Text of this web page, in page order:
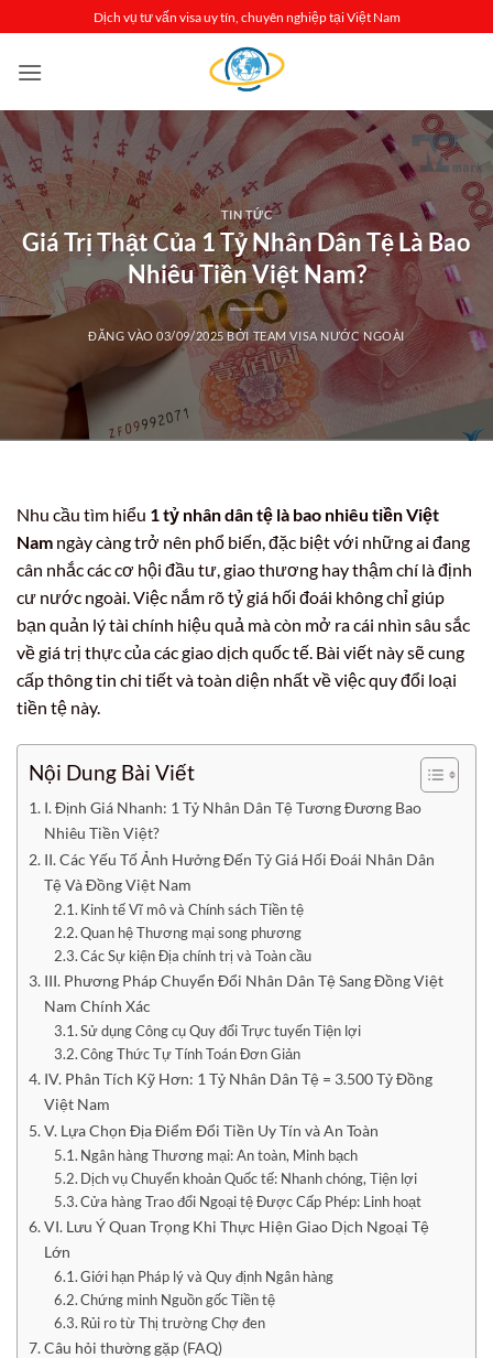
qua
nội
Dịch vụ tư vấn visa uy tín, chuyên nghiệp tại Việt Nam
TIN TỨC
Giá Trị Thật Của 1 Tỷ Nhân Dân Tệ Là Bao
Nhiêu Tiền Việt Nam?
ĐĂNG VÀO03/09/2025 BỞITEAM VISA NƯỚC NGOÀI
Nhu cầu tìm hiểu 1 tỷ nhân dân tệ là bao nhiêu tiền Việt
Nam ngày càng trở nên phổ biến, đặc biệt với những ai đang
cân nhắc các cơ hội đầu tư, giao thương hay thậm chí là định
cư nước ngoài. Việc nắm rõ tỷ giá hối đoái không chỉ giúp
bạn quản lý tài chính hiệu quả mà còn mở ra cái nhìn sâu sắc
về giá trị thực của các giao dịch quốc tế. Bài viết này sẽ cung
cấp thông tin chi tiết và toàn diện nhất về việc quy đổi loại
tiền tệ này.
Nội Dung Bài Viết
I. Định Giá Nhanh: 1 Tỷ Nhân Dân Tệ Tương Đương Bao
Nhiêu Tiền Việt?
II. Các Yếu Tố Ảnh Hưởng Đến Tỷ Giá Hối Đoái Nhân Dân
Tệ Và Đồng Việt Nam
Kinh tế Vĩ mô và Chính sách Tiền tệ
Quan hệ Thương mại song phương
Các Sự kiện Địa chính trị và Toàn cầu
III. Phương Pháp Chuyển Đổi Nhân Dân Tệ Sang Đồng Việt
Nam Chính Xác
Sử dụng Công cụ Quy đổi Trực tuyến Tiện lợi
Công Thức Tự Tính Toán Đơn Giản
IV. Phân Tích Kỹ Hơn: 1 Tỷ Nhân Dân Tệ = 3.500 Tỷ Đồng
Việt Nam
V. Lựa Chọn Địa Điểm Đổi Tiền Uy Tín và An Toàn
Ngân hàng Thương mại: An toàn, Minh bạch
Dịch vụ Chuyển khoản Quốc tế: Nhanh chóng, Tiện lợi
Cửa hàng Trao đổi Ngoại tệ Được Cấp Phép: Linh hoạt
VI. Lưu Ý Quan Trọng Khi Thực Hiện Giao Dịch Ngoại Tệ
Lớn
Giới hạn Pháp lý và Quy định Ngân hàng
Chứng minh Nguồn gốc Tiền tệ
Rủi ro từ Thị trường Chợ đen
Câu hỏi thường gặp (FAQ)